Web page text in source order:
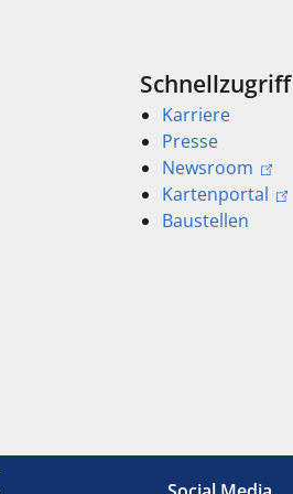
Schnellzugriff
Karriere
Presse
Newsroom
Kartenportal
Baustellen